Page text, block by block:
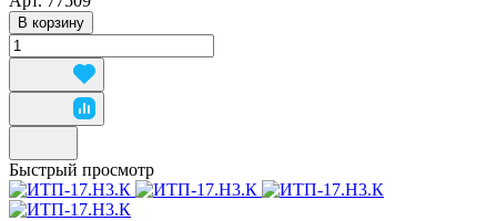
В корзину
Быстрый просмотр